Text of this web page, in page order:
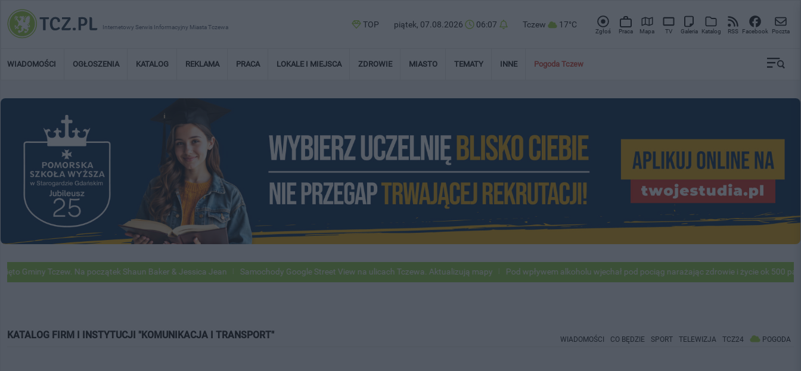
Internetowy Serwis Informacyjny Miasta Tczewa TOP piątek, 07.08.2026 06:07 Tczew 17°C
Zgłoś Praca Mapa TV Galeria Katalog RSS Facebook Poczta
WIADOMOŚCI OGŁOSZENIA KATALOG REKLAMA PRACA LOKALE I MIEJSCA ZDROWIE MIASTO TEMATY INNE Pogoda Tczew
Gminy Tczew. Na początek Shaun Baker & Jessica Jean Samochody Google Street View na ulicach Tczewa. Aktualizują mapy Pod wpływem alkoholu wjechał pod pociąg narażając zdrowie i życie ok 500
KATALOG FIRM I INSTYTUCJI "KOMUNIKACJA I TRANSPORT" WIADOMOŚCI CO BĘDZIE SPORT TELEWIZJA TCZ24 POGODA